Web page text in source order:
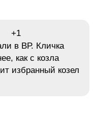
+1
в ВР. Кличка
как с козла
избранный козел